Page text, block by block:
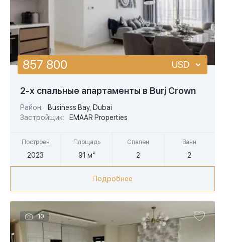
2-х спальные апартаменты в Burj Crown
Район:
Business Bay, Dubai
Застройщик:
EMAAR Properties
Построен
2023
Площадь
91 м²
Спален
2
Ванн
2
857 800 USD
Подробнее
10